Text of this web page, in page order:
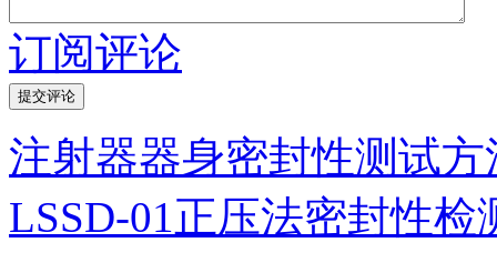
订阅评论
注射器器身密封性测试
LSSD-01正压法密封性